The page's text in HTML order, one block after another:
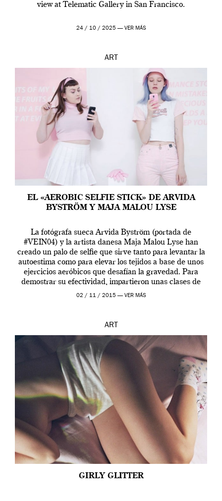
view at Telematic Gallery in San Francisco.
24 / 10 / 2025 — VER MÁS
ART
EL «AEROBIC SELFIE STICK» DE ARVIDA
BYSTRÖM Y MAJA MALOU LYSE
La fotógrafa sueca Arvida Byström (portada de
#VEIN04) y la artista danesa Maja Malou Lyse han
creado un palo de selfie que sirve tanto para levantar la
autoestima como para elevar los tejidos a base de unos
ejercicios aeróbicos que desafían la gravedad. Para
demostrar su efectividad, impartieron unas clases de
prueba en el Tate […]
02 / 11 / 2015 — VER MÁS
ART
GIRLY GLITTER